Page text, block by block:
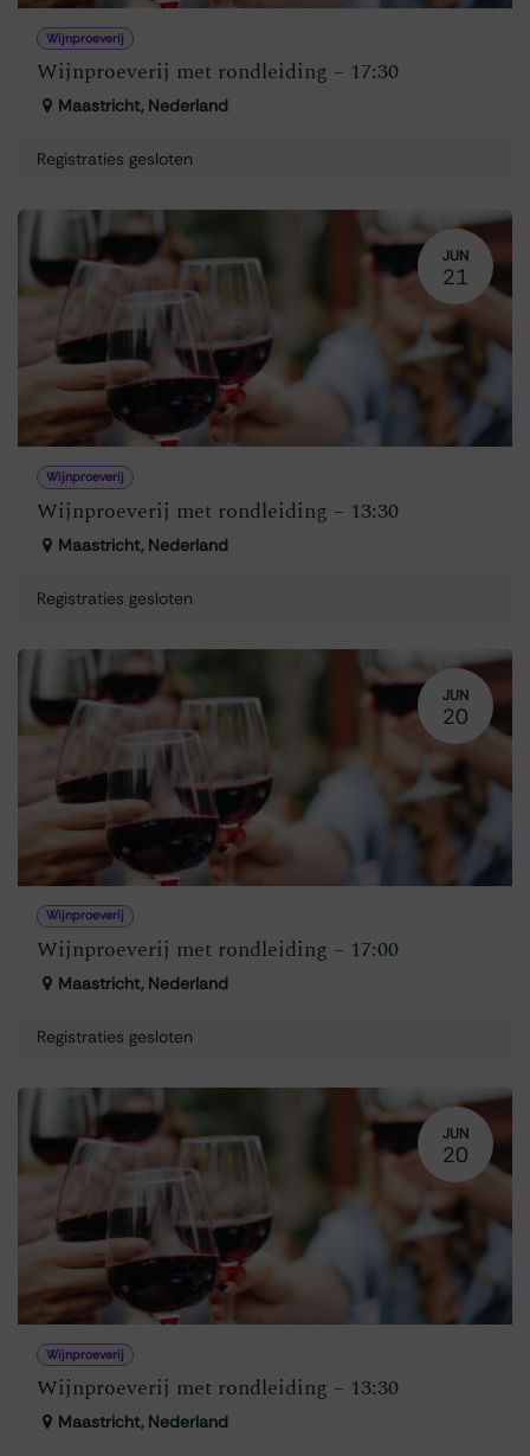
Wijnproeverij
Wijnproeverij met rondleiding – 17:30
Maastricht, Nederland
Registraties gesloten
JUN
21
Wijnproeverij
Wijnproeverij met rondleiding – 13:30
Maastricht, Nederland
Registraties gesloten
JUN
20
Wijnproeverij
Wijnproeverij met rondleiding – 17:00
Maastricht, Nederland
Registraties gesloten
JUN
20
Wijnproeverij
Wijnproeverij met rondleiding – 13:30
Maastricht, Nederland